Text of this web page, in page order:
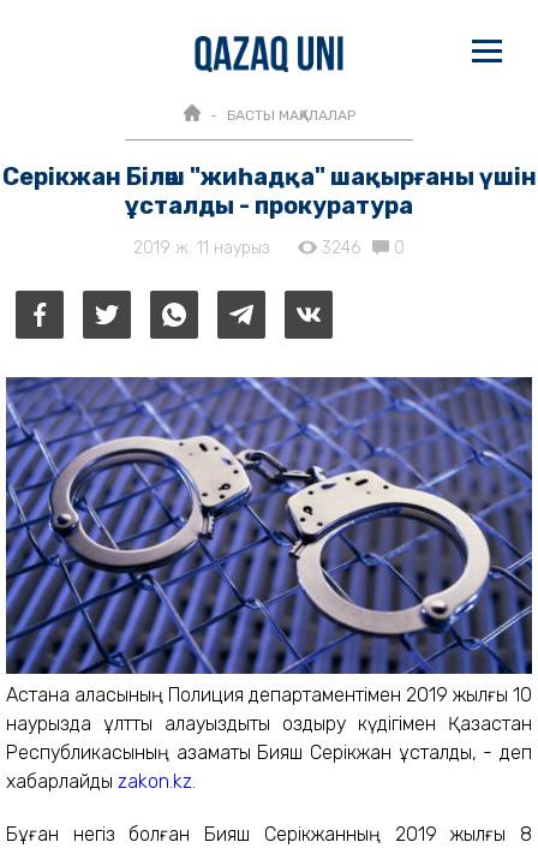
БАСТЫ МАҚАЛАЛАР
Серікжан Біләш "жиһадқа" шақырғаны үшін
ұсталды - прокуратура
2019 ж. 11 наурыз 3246 0
Астана қаласының Полиция департаментімен 2019 жылғы 10
наурызда ұлттық алауыздықты қоздыру күдігімен Қазақстан
Республикасының азаматы Бияш Серікжан ұсталды, - деп
хабарлайды zakon.kz.
Бұған негіз болған Бияш Серікжанның 2019 жылғы 8